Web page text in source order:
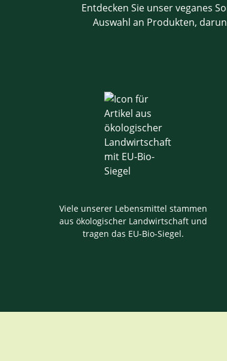
Entdecken Sie unser veganes
Auswahl an Produkten,
Viele unserer Lebensmittel stammen
aus ökologischer Landwirtschaft und
tragen das EU-Bio-Siegel.